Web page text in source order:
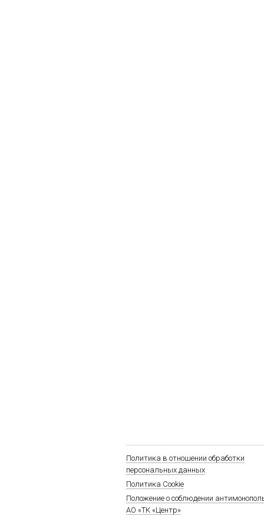
Политика в отношении обработки
персональных данных
Политика Cookie
Положение о соблюдении
АО «ТК «Центр»